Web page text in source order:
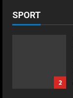
1
2
SPORT
2